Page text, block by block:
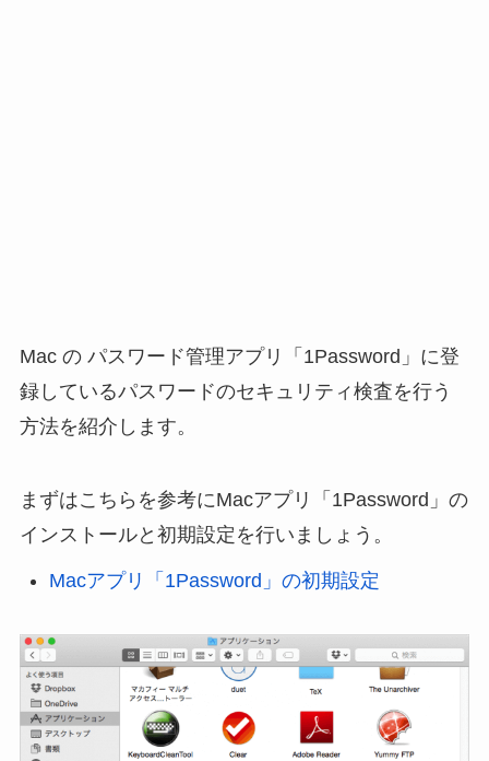
Mac の パスワード管理アプリ「1Password」に登
録しているパスワードのセキュリティ検査を行う
方法を紹介します。
まずはこちらを参考にMacアプリ「1Password」の
インストールと初期設定を行いましょう。
Macアプリ「1Password」の初期設定